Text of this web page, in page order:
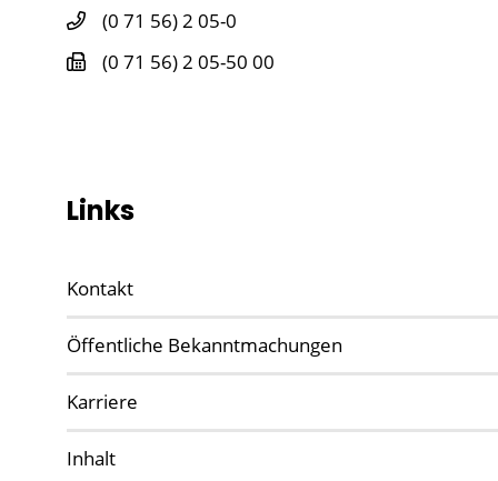
(0 71 56) 2 05-0
(0 71 56) 2 05-50 00
Links
Kontakt
Öffentliche Bekanntmachungen
Karriere
Inhalt